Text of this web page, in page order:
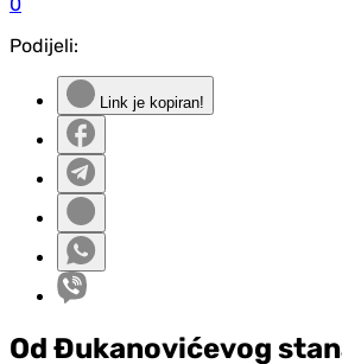
Podijeli:
Link je kopiran!
Od Đukanovićevog